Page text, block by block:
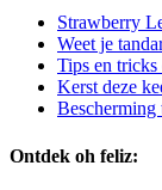
Strawberry
Weet je
Tips en
Kerst deze
Bescherming
Ontdek oh feliz: